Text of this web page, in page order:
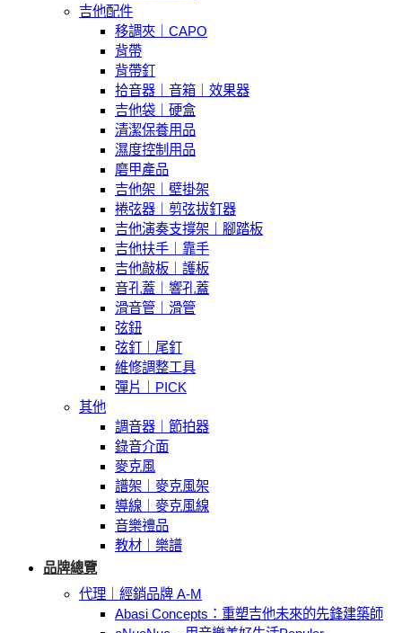
吉他配件
移調夾｜CAPO
背帶
背帶釘
拾音器｜音箱｜效果器
吉他袋｜硬盒
清潔保養用品
濕度控制用品
磨甲產品
吉他架｜壁掛架
捲弦器｜剪弦拔釘器
吉他演奏支撐架｜腳踏板
吉他扶手｜靠手
吉他敲板｜護板
音孔蓋｜響孔蓋
滑音管｜滑管
弦鈕
弦釘｜尾釘
維修調整工具
彈片｜PICK
其他
調音器｜節拍器
錄音介面
麥克風
譜架｜麥克風架
導線｜麥克風線
音樂禮品
教材｜樂譜
品牌總覽
代理｜經銷品牌 A-M
Abasi Concepts：重塑吉他未來的先鋒建築師